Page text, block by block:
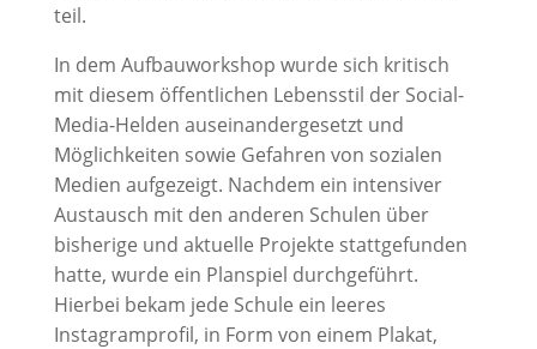
teil.
In dem Aufbauworkshop wurde sich kritisch
mit diesem öffentlichen Lebensstil der Social-
Media-Helden auseinandergesetzt und
Möglichkeiten sowie Gefahren von sozialen
Medien aufgezeigt. Nachdem ein intensiver
Austausch mit den anderen Schulen über
bisherige und aktuelle Projekte stattgefunden
hatte, wurde ein Planspiel durchgeführt.
Hierbei bekam jede Schule ein leeres
Instagramprofil, in Form von einem Plakat,